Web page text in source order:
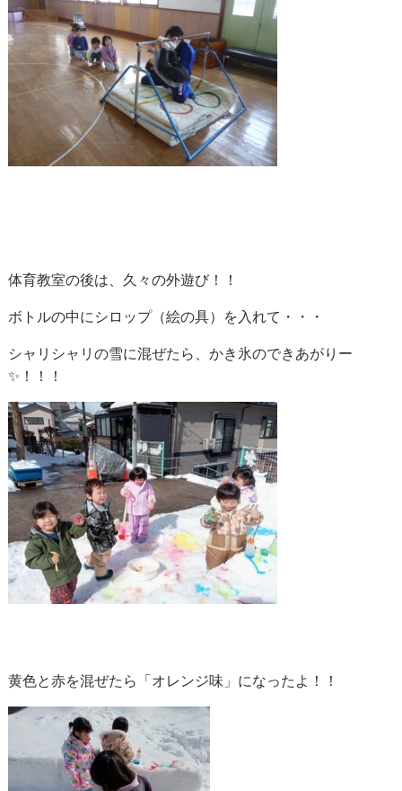
体育教室の後は、久々の外遊び！！
ボトルの中にシロップ（絵の具）を入れて・・・
シャリシャリの雪に混ぜたら、かき氷のできあがりー
✨！！！
黄色と赤を混ぜたら「オレンジ味」になったよ！！